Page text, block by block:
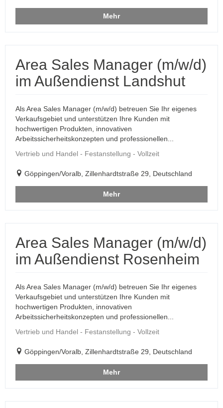
Mehr
Area Sales Manager (m/w/d)
im Außendienst Landshut
Als Area Sales Manager (m/w/d) betreuen Sie Ihr eigenes
Verkaufsgebiet und unterstützen Ihre Kunden mit
hochwertigen Produkten, innovativen
Arbeitssicherheitskonzepten und professionellen...
Vertrieb und Handel - Festanstellung - Vollzeit
Göppingen/Voralb, Zillenhardtstraße 29, Deutschland
Mehr
Area Sales Manager (m/w/d)
im Außendienst Rosenheim
Als Area Sales Manager (m/w/d) betreuen Sie Ihr eigenes
Verkaufsgebiet und unterstützen Ihre Kunden mit
hochwertigen Produkten, innovativen
Arbeitssicherheitskonzepten und professionellen...
Vertrieb und Handel - Festanstellung - Vollzeit
Göppingen/Voralb, Zillenhardtstraße 29, Deutschland
Mehr